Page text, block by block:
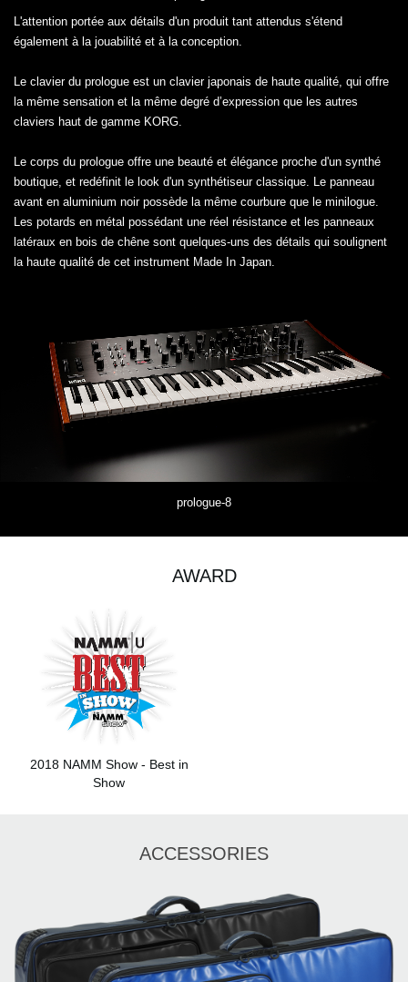
L'attention portée aux détails d'un produit tant attendus s'étend
également à la jouabilité et à la conception.
Le clavier du prologue est un clavier japonais de haute qualité, qui offre
la même sensation et la même degré d’expression que les autres
claviers haut de gamme KORG.
Le corps du prologue offre une beauté et élégance proche d'un synthé
boutique, et redéfinit le look d'un synthétiseur classique. Le panneau
avant en aluminium noir possède la même courbure que le minilogue.
Les potards en métal possédant une réel résistance et les panneaux
latéraux en bois de chêne sont quelques-uns des détails qui soulignent
la haute qualité de cet instrument Made In Japan.
prologue-8
AWARD
2018 NAMM Show - Best in
Show
ACCESSORIES